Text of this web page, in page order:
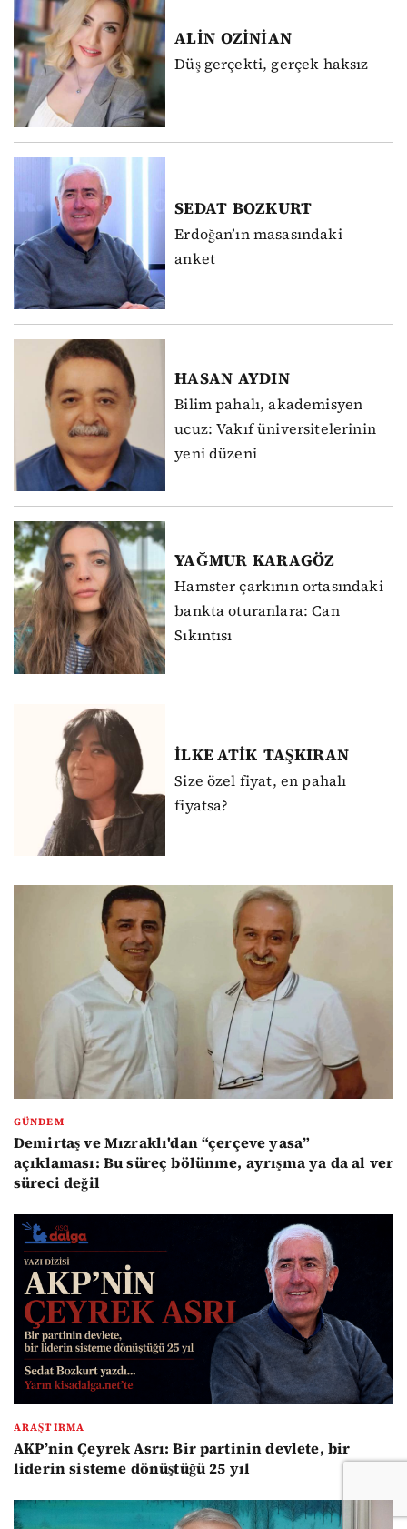
ALİN OZİNİAN
Düş gerçekti, gerçek haksız
SEDAT BOZKURT
Erdoğan’ın masasındaki
anket
HASAN AYDIN
Bilim pahalı, akademisyen
ucuz: Vakıf üniversitelerinin
yeni düzeni
YAĞMUR KARAGÖZ
Hamster çarkının ortasındaki
bankta oturanlara: Can
Sıkıntısı
İLKE ATİK TAŞKIRAN
Size özel fiyat, en pahalı
fiyatsa?
GÜNDEM
Demirtaş ve Mızraklı'dan “çerçeve yasa”
açıklaması: Bu süreç bölünme, ayrışma ya da al ver
süreci değil
ARAŞTIRMA
AKP’nin Çeyrek Asrı: Bir partinin devlete, bir
liderin sisteme dönüştüğü 25 yıl